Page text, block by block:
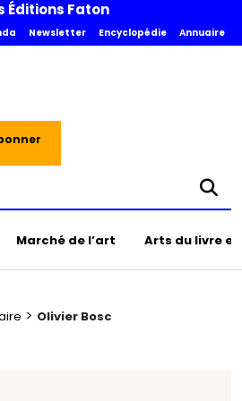
Éditions Faton
Newsletter Encyclopédie Annuaire
Marché de l’art Arts du livre
> Olivier Bosc